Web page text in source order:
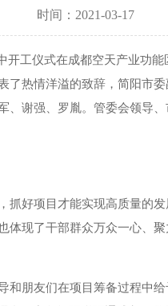
时间：2021-03-17
开工仪式在成都空天产业功
了热情洋溢的致辞，简阳市
谢强、罗胤。管委会领导
抓好项目才能实现高质量的
现了干部群众万众一心、
和朋友们在项目筹备过程中